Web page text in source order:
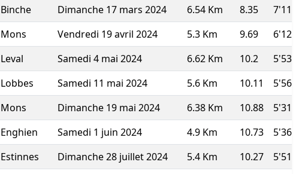
Binche Dimanche 17 mars 2024 6.54 Km 8.35 7'11''
Mons Vendredi 19 avril 2024 5.3 Km 9.69 6'12''
Leval Samedi 4 mai 2024 6.62 Km 10.2 5'53''
Lobbes Samedi 11 mai 2024 5.6 Km 10.11 5'56''
Mons Dimanche 19 mai 2024 6.38 Km 10.88 5'31''
Enghien Samedi 1 juin 2024 4.9 Km 10.73 5'36''
Estinnes Dimanche 28 juillet 2024 5.4 Km 10.27 5'51''